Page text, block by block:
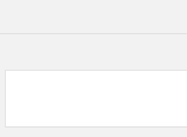
بطاقات الصعود ”